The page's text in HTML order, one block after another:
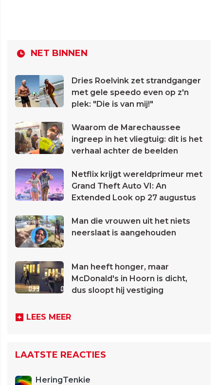
NET BINNEN
Dries Roelvink zet strandganger
met gele speedo even op z'n
plek: "Die is van mij!"
Waarom de Marechaussee
ingreep in het vliegtuig: dit is het
verhaal achter de beelden
Netflix krijgt wereldprimeur met
Grand Theft Auto VI: An
Extended Look op 27 augustus
Man die vrouwen uit het niets
neerslaat is aangehouden
Man heeft honger, maar
McDonald's in Hoorn is dicht,
dus sloopt hij vestiging
LEES MEER
LAATSTE REACTIES
HeringTenkie